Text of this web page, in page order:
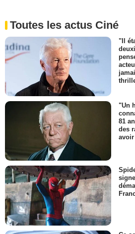
Toutes les actus Ciné
"Il
"Un
81
des